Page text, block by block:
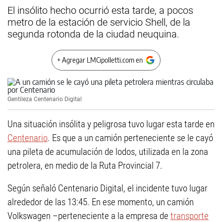
El insólito hecho ocurrió esta tarde, a pocos
metro de la estación de servicio Shell, de la
segunda rotonda de la ciudad neuquina.
+ Agregar LMCipolletti.com en
Gentileza Centenario Digital
Una situación insólita y peligrosa tuvo lugar esta tarde en
Centenario. Es que a un camión perteneciente se le cayó
una pileta de acumulación de lodos, utilizada en la zona
petrolera, en medio de la Ruta Provincial 7.
Según señaló Centenario Digital, el incidente tuvo lugar
alrededor de las 13:45. En ese momento, un camión
Volkswagen –perteneciente a la empresa de transporte